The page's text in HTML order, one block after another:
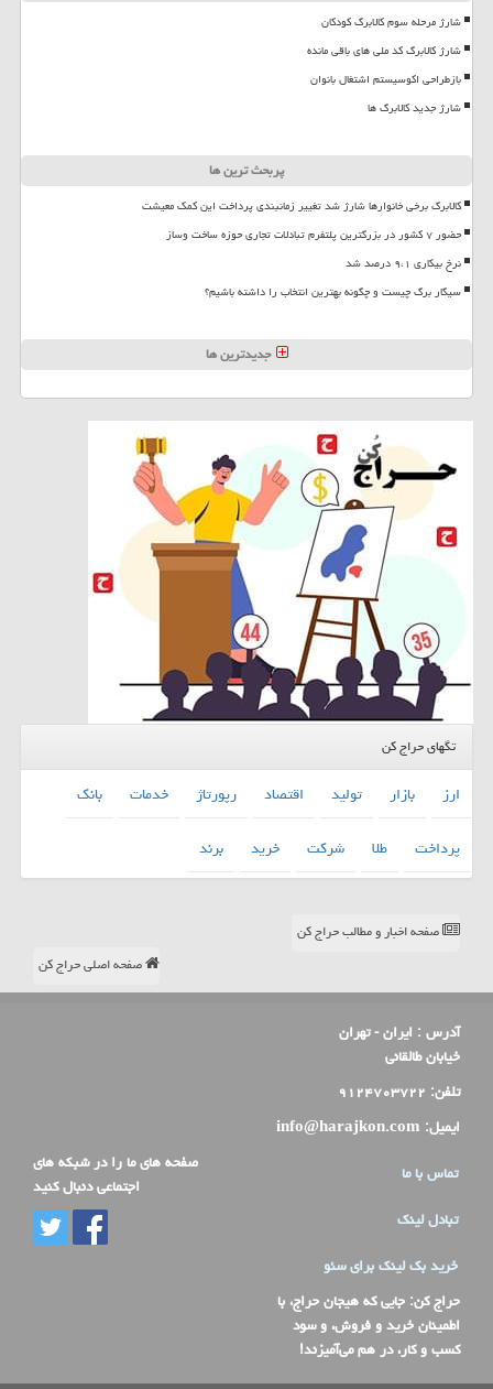
شارژ مرحله سوم کالابرگ کودکان
شارژ کالابرگ کد ملی های باقی مانده
بازطراحی اکوسیستم اشتغال بانوان
شارژ جدید کالابرگ ها
پربحث ترین ها
کالابرگ برخی خانوارها شارژ شد تغییر زمانبندی پرداخت این کمک معیشت
حضور ۷ کشور در بزرگترین پلتفرم تبادلات تجاری حوزه ساخت وساز
نرخ بیکاری ۹،۱ درصد شد
سیگار برگ چیست و چگونه بهترین انتخاب را داشته باشیم؟
جدیدترین ها
تگهای حراج کن
ارز بازار تولید اقتصاد رپورتاژ خدمات
بانك
پرداخت
طلا شركت خرید برند
صفحه اخبار و مطالب حراج کن
صفحه اصلی حراج کن
آدرس : ایران - تهران
خیابان طالقانی
تلفن: ۹۱۲۴۷۰۳۷۲۲
ایمیل: info@harajkon.com
تماس با ما
تبادل لینک
خرید بک لینک برای سئو
حراج کن: جایی که هیجان حراج، با
اطمینان خرید و فروش، و سود
کسب و کار، در هم می‌آمیزند!
صفحه های ما را در شبکه های
اجتماعی دنبال کنید